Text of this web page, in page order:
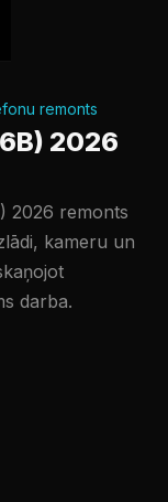
remonts
2026
2026 remonts
kameru un
darba.